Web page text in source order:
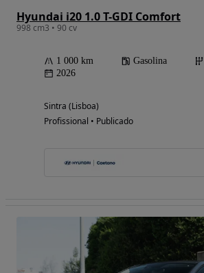
Hyundai i20 1.0 T-GDI Comfort
998 cm3 • 90 cv
1 000 km Gasolina
2026
Sintra (Lisboa)
Profissional • Publicado